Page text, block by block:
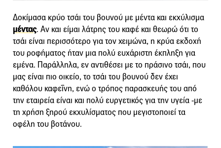
Δοκίμασα κρύο τσάι του βουνού με μέντα και εκχύλισμα
μέντας. Αν και είμαι λάτρης του καφέ και θεωρώ ότι το
τσάι είναι περισσότερο για τον χειμώνα, η κρύα εκδοχή
του ροφήματος ήταν μια πολύ ευχάριστη έκπληξη για
εμένα. Παράλληλα, εν αντιθέσει με το πράσινο τσάι, που
μας είναι πιο οικείο, το τσάι του βουνού δεν έχει
καθόλου καφεΐνη, ενώ ο τρόπος παρασκευής του από
την εταιρεία είναι και πολύ ευργετικός για την υγεία -με
τη χρήση ξηρού εκχυλίσματος που μεγιστοποιεί τα
οφέλη του βοτάνου.